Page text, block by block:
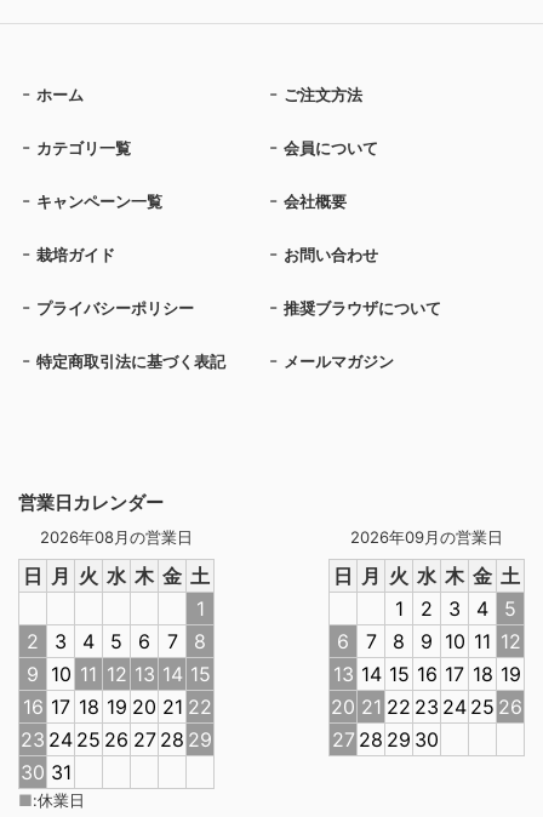
営業日カレンダー
2026年08月の営業日
日 月 火 水 木 金 土
1
2
3 4 5 6 7
8
9 10 11 12 13 14 15
16 17 18 19 20 21 22
23 24 25 26 27 28 29
30 31
2026年09月の営業日
日 月 火 水 木 金 土
1
2 3 4
5
6
7 8 9 10 11 12
13 14 15 16 17 18 19
20 21 22 23 24 25 26
27 28 29 30
■:休業日
ホーム ご注文方法
カテゴリ一覧 会員について
キャンペーン一覧 会社概要
栽培ガイド お問い合わせ
プライバシーポリシー 推奨ブラウザについて
特定商取引法に基づく表記 メールマガジン